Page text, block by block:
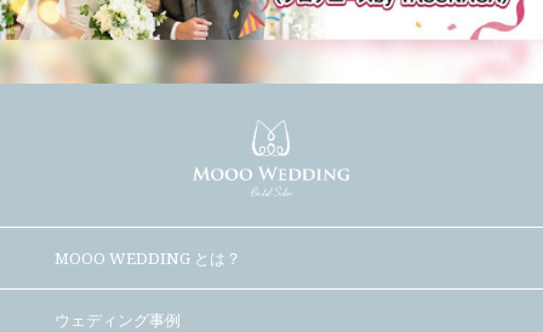
MOOO WEDDING とは？
ウェディング事例